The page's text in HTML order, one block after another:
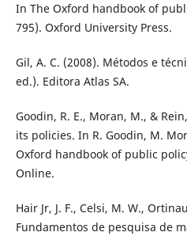
In The Oxford handbook of
795). Oxford University Press.
Gil, A. C. (2008). Métodos e
ed.). Editora Atlas SA.
Goodin, R. E., Moran, M., &
its policies. In R. Goodin, M.
Oxford handbook of public
Online.
Hair Jr, J. F., Celsi, M. W.,
Fundamentos de pesquisa de